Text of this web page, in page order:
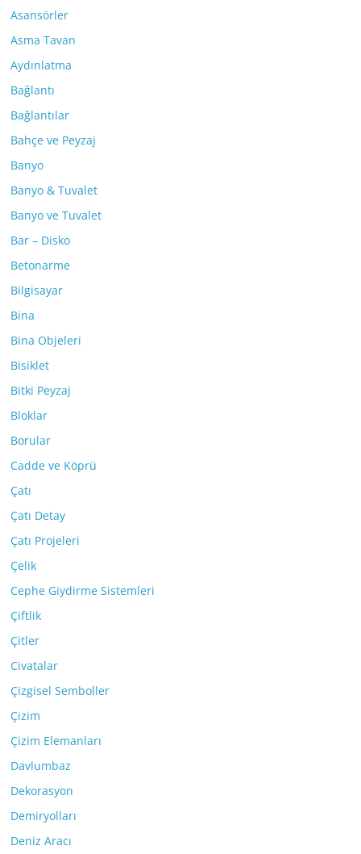
Asansörler
Asma Tavan
Aydınlatma
Bağlantı
Bağlantılar
Bahçe ve Peyzaj
Banyo
Banyo & Tuvalet
Banyo ve Tuvalet
Bar – Disko
Betonarme
Bilgisayar
Bina
Bina Objeleri
Bisiklet
Bitki Peyzaj
Bloklar
Borular
Cadde ve Köprü
Çatı
Çatı Detay
Çatı Projeleri
Çelik
Cephe Giydirme Sistemleri
Çiftlik
Çitler
Civatalar
Çizgisel Semboller
Çizim
Çizim Elemanları
Davlumbaz
Dekorasyon
Demiryolları
Deniz Aracı